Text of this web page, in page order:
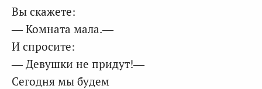
Вы скажете:
— Комната мала.—
И спросите:
— Девушки не придут!—
Сегодня мы будем